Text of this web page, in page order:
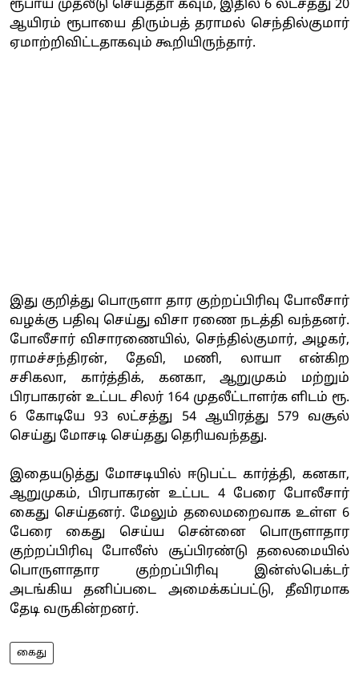
ரூபாய் முதலீடு செய்ததா கவும், இதில் 6 லட்சத்து 20
ஆயிரம் ரூபாயை திரும்பத் தராமல் செந்தில்குமார்
ஏமாற்றிவிட்டதாகவும் கூறியிருந்தார்.
இது குறித்து பொருளா தார குற்றப்பிரிவு போலீசார்
வழக்கு பதிவு செய்து விசா ரணை நடத்தி வந்தனர்.
போலீசார் விசாரணையில், செந்தில்குமார், அழகர்,
ராமச்சந்திரன், தேவி, மணி, லாயா என்கிற
சசிகலா, கார்த்திக், கனகா, ஆறுமுகம் மற்றும்
பிரபாகரன் உட்பட சிலர் 164 முதலீட்டாளர்க ளிடம் ரூ.
6 கோடியே 93 லட்சத்து 54 ஆயிரத்து 579 வசூல்
செய்து மோசடி செய்தது தெரியவந்தது.
இதையடுத்து மோசடியில் ஈடுபட்ட கார்த்தி, கனகா,
ஆறுமுகம், பிரபாகரன் உட்பட 4 பேரை போலீசார்
கைது செய்தனர். மேலும் தலைமறைவாக உள்ள 6
பேரை கைது செய்ய சென்னை பொருளாதார
குற்றப்பிரிவு போலீஸ் சூப்பிரண்டு தலைமையில்
பொருளாதார குற்றப்பிரிவு இன்ஸ்பெக்டர்
அடங்கிய தனிப்படை அமைக்கப்பட்டு, தீவிரமாக
தேடி வருகின்றனர்.
கைது